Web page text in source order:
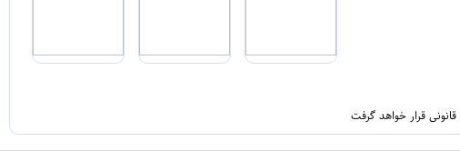
قرار خواهد گرفت